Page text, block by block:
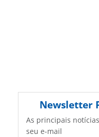
Newsletter
As principais
seu e-mail